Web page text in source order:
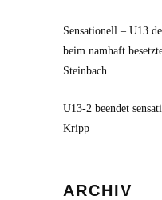
Sensationell – U13
beim namhaft
Steinbach
U13-2 beendet
Kripp
ARCHIV